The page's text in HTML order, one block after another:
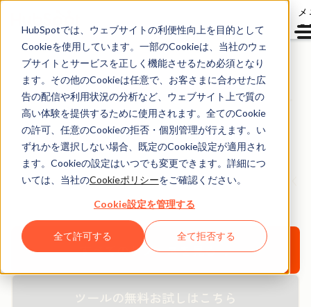
HubSpotでは、ウェブサイトの利便性向上を目的として
Cookieを使用しています。一部のCookieは、当社のウェ
ブサイトとサービスを正しく機能させるため必須となり
ます。その他のCookieは任意で、お客さまに合わせた広
告の配信や利用状況の分析など、ウェブサイト上で質の
高い体験を提供するために使用されます。全てのCookie
の許可、任意のCookieの拒否・個別管理が行えます。い
ずれかを選択しない場合、既定のCookie設定が適用され
ます。Cookieの設定はいつでも変更できます。詳細につ
いては、当社のCookieポリシーをご確認ください。
Cookie設定を管理する
全て許可する 全て拒否する
HubSpotノウハウ無料
ダウンロード資料
HubSpotの無料のお役立ち資料や製品を活用して、
新規見込み客の創出、購買意欲醸成、顧客化にお役立てく
ださい。
すべてのリソースを見る ↓
ツールの無料お試しはこちら